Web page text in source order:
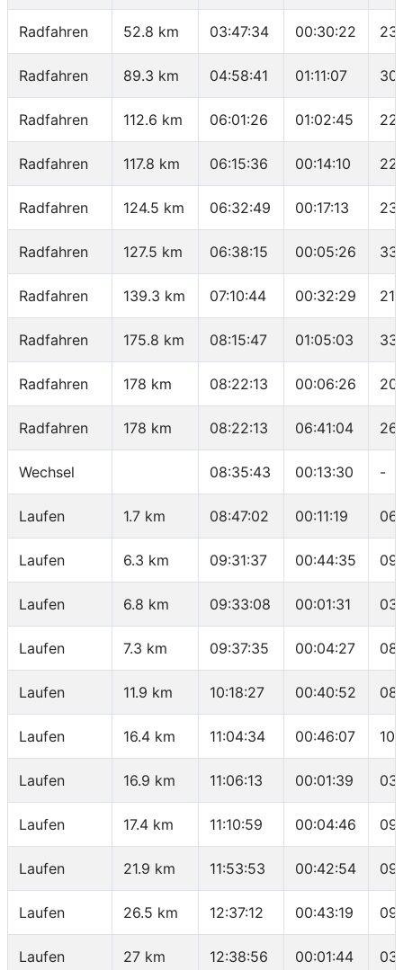
Radfahren 52.8 km 03:47:34 00:30:22
Radfahren 89.3 km 04:58:41 01:11:07
Radfahren 112.6 km 06:01:26 01:02:45
Radfahren 117.8 km 06:15:36 00:14:10
Radfahren 124.5 km 06:32:49 00:17:13
Radfahren 127.5 km 06:38:15 00:05:26
Radfahren 139.3 km 07:10:44 00:32:29
Radfahren 175.8 km 08:15:47 01:05:03
Radfahren 178 km 08:22:13 00:06:26
Radfahren 178 km 08:22:13 06:41:04
Wechsel 08:35:43 00:13:30 -
Laufen 1.7 km 08:47:02 00:11:19
Laufen 6.3 km 09:31:37 00:44:35
Laufen 6.8 km 09:33:08 00:01:31
Laufen 7.3 km 09:37:35 00:04:27
Laufen 11.9 km 10:18:27 00:40:52
Laufen 16.4 km 11:04:34 00:46:07
Laufen 16.9 km 11:06:13 00:01:39
Laufen 17.4 km 11:10:59 00:04:46
Laufen 21.9 km 11:53:53 00:42:54
Laufen 26.5 km 12:37:12 00:43:19
Laufen 27 km 12:38:56 00:01:44